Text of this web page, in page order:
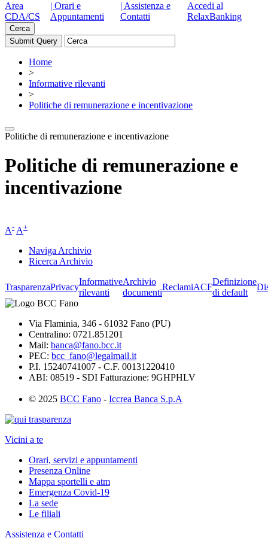
Area
CDA/CS
| Orari e
Appuntamenti
| Assistenza e
Contatti
Accedi al
RelaxBanking
Cerca
Home
>
Informative rilevanti
>
Politiche di remunerazione e incentivazione
Politiche di remunerazione e incentivazione
Politiche di remunerazione e
incentivazione
A- A+
Naviga Archivio
Ricerca Archivio
TrasparenzaPrivacy
Informative
rilevanti
Archivio
documenti
ReclamiACF
Definizione
di default
Via Flaminia, 346 - 61032 Fano (PU)
Centralino: 0721.851201
Mail: banca@fano.bcc.it
PEC: bcc_fano@legalmail.it
P.I. 15240741007 - C.F. 00131220410
ABI: 08519 - SDI Fatturazione: 9GHPHLV
© 2025 BCC Fano - Iccrea Banca S.p.A
Vicini a te
Orari, servizi e appuntamenti
Presenza Online
Mappa sportelli e atm
Emergenza Covid-19
La sede
Le filiali
Assistenza e Contatti